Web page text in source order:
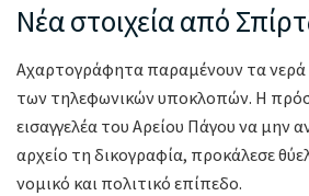
Νέα στοιχεία από
Αχαρτογράφητα παραμένουν τα νερά
των τηλεφωνικών υποκλοπών. Η
εισαγγελέα του Αρείου Πάγου να μην
αρχείο τη δικογραφία, προκάλεσε
νομικό και πολιτικό επίπεδο.